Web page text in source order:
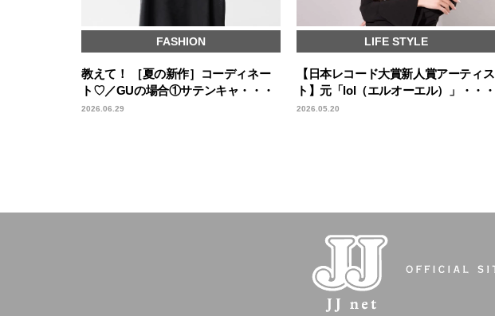
FASHION
教えて！ ［夏の新作］コーディネー
ト♡／GUの場合①サテンキャ・・・
2026.06.29
LIFE STYLE
【日本レコード大賞新人賞アーティス
ト】元「lol（エルオーエル）」・・・
2026.05.20